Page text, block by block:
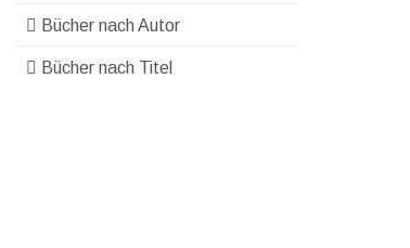
Bücher nach Autor
Bücher nach Titel